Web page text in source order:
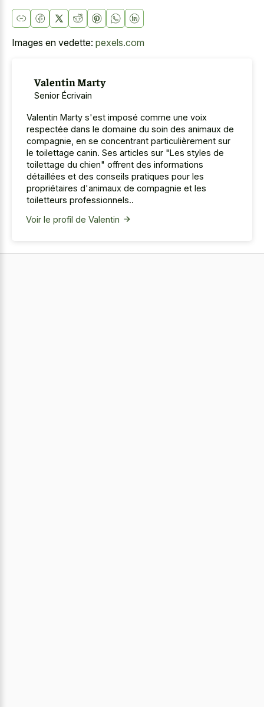
Images en vedette: pexels.com
Valentin Marty
Senior Écrivain
Valentin Marty s'est imposé comme une voix
respectée dans le domaine du soin des animaux de
compagnie, en se concentrant particulièrement sur
le toilettage canin. Ses articles sur "Les styles de
toilettage du chien" offrent des informations
détaillées et des conseils pratiques pour les
propriétaires d'animaux de compagnie et les
toiletteurs professionnels..
Voir le profil de Valentin